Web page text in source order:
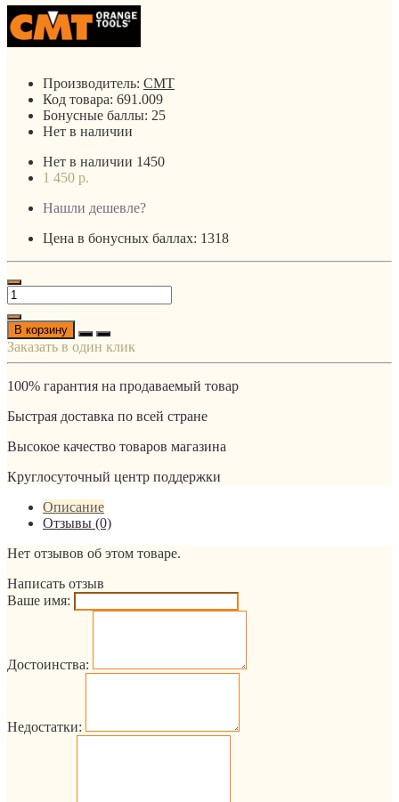
Производитель: CMT
Код товара: 691.009
Бонусные баллы: 25
Нет в наличии
Нет в наличии 1450
1 450 р.
Нашли дешевле?
Цена в бонусных баллах: 1318
В корзину
Заказать в один клик
100% гарантия на продаваемый товар
Быстрая доставка по всей стране
Высокое качество товаров магазина
Круглосуточный центр поддержки
Описание
Отзывы (0)
Нет отзывов об этом товаре.
Написать отзыв
Ваше имя:
Достоинства:
Недостатки: